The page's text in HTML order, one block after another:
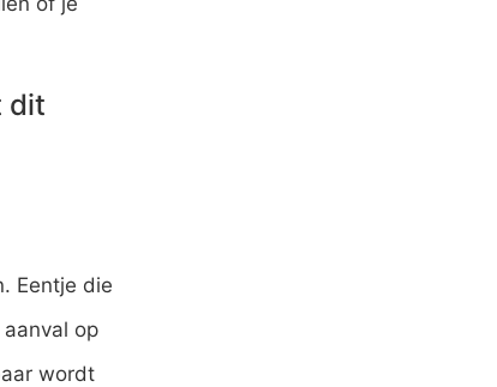
dit
Eentje die
op
wordt